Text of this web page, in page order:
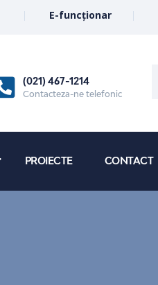
E-funcționar
(021) 467-1214
Contacteza-ne telefonic
PROIECTE CONTACT